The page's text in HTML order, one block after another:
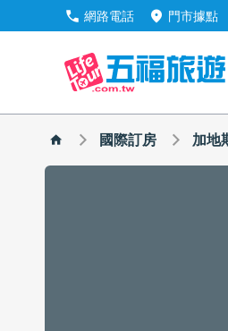
call 網路電話 location_on 門市據點
國際訂房 加地